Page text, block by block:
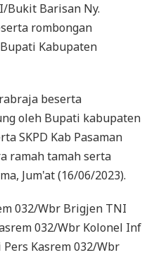
Bukit Barisan Ny.
rombongan
Kabupaten
beserta
oleh Bupati kabupaten
SKPD Kab Pasaman
ramah tamah serta
Jum'at (16/06/2023).
032/Wbr Brigjen TNI
032/Wbr Kolonel Inf
Pers Kasrem 032/Wbr